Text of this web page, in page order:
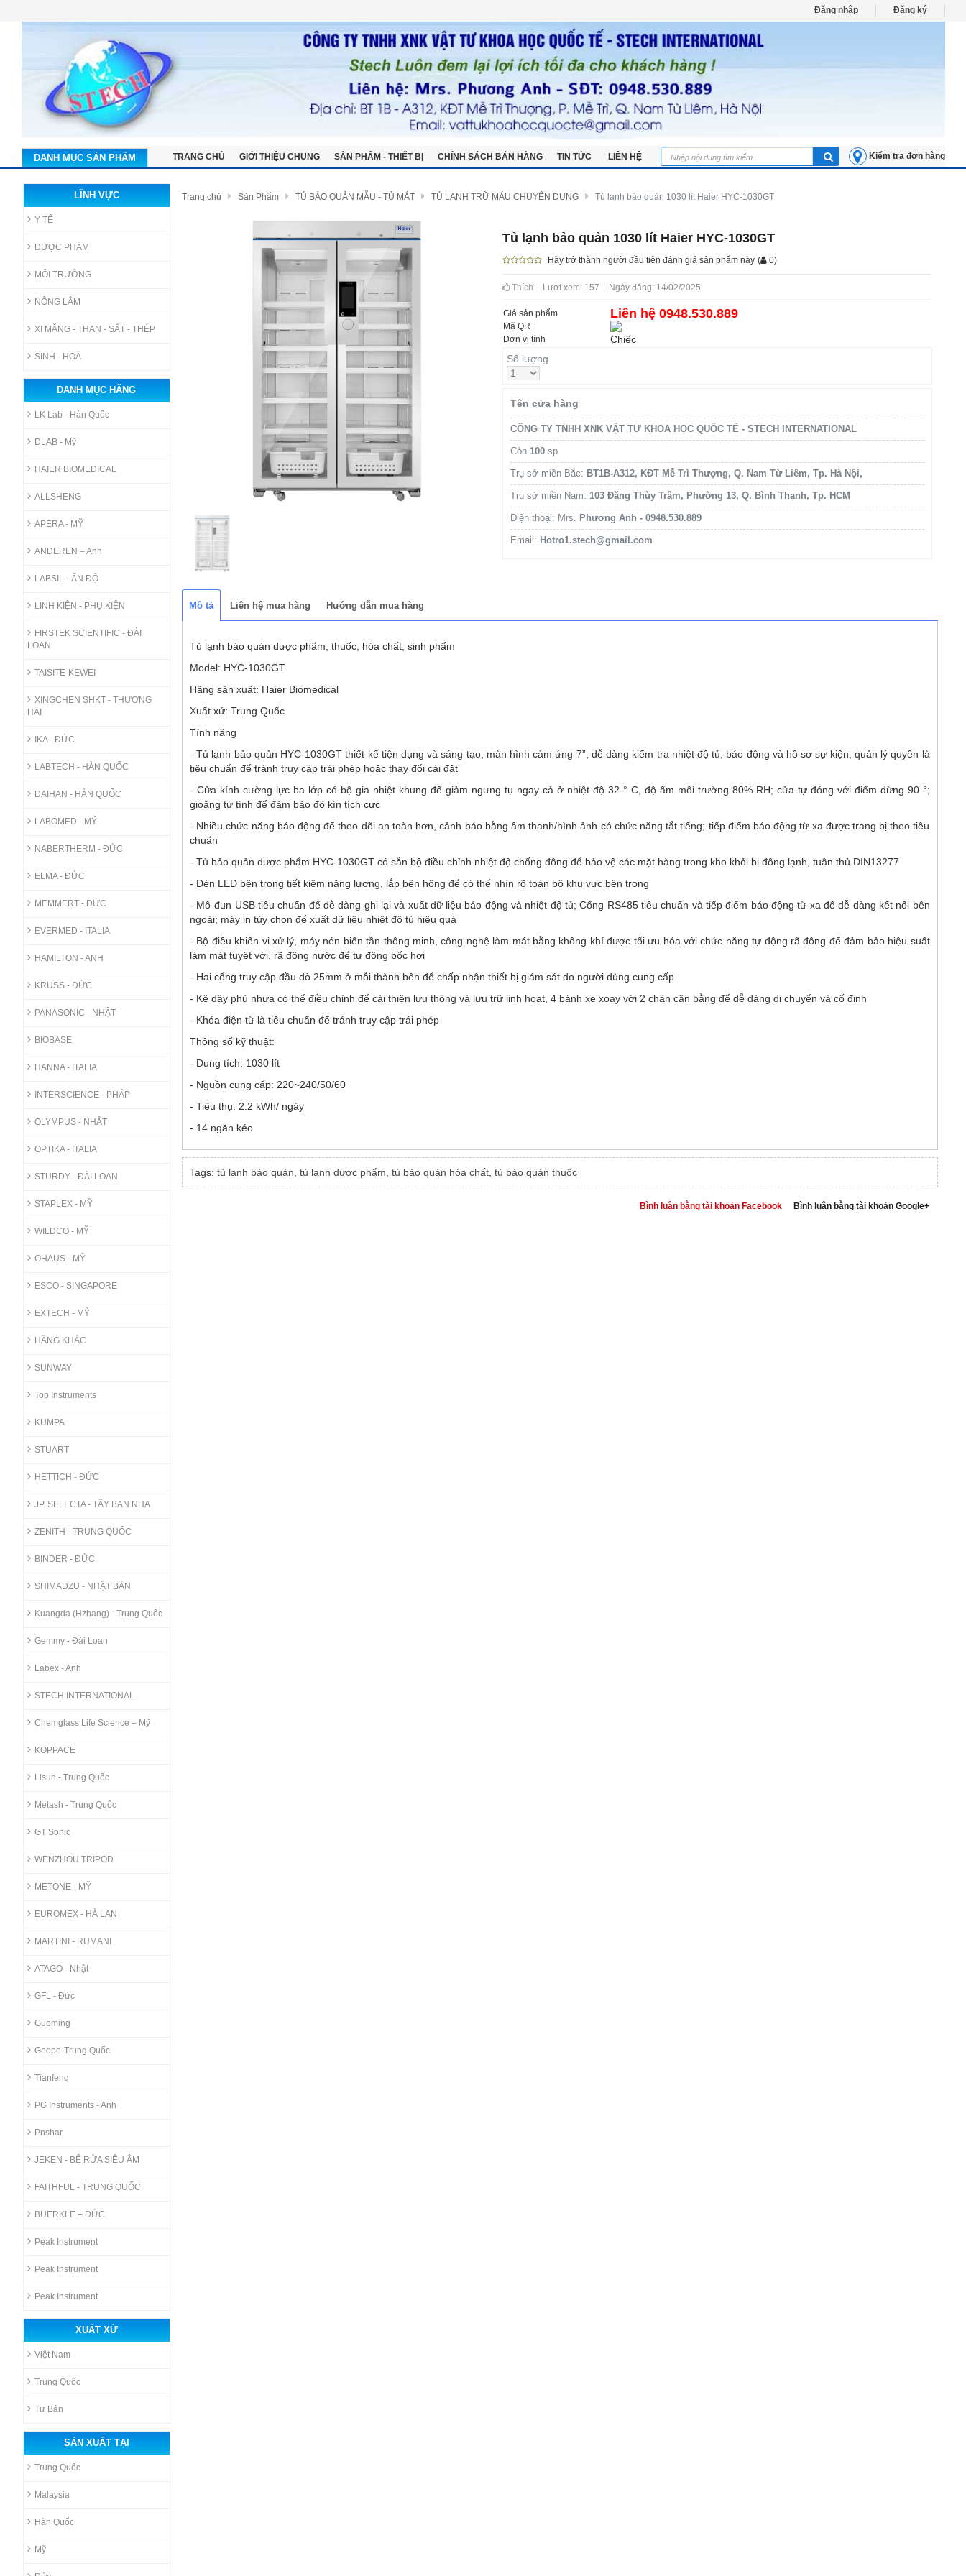
Đăng nhập Đăng ký
DANH MỤC SẢN PHẨM TRANG CHỦ GIỚI THIỆU CHUNG SẢN PHẨM - THIẾT BỊ CHÍNH SÁCH BÁN HÀNG TIN TỨC LIÊN HỆ Kiểm tra đơn hàng
LĨNH VỰC
Y TẾ
DƯỢC PHẨM
MÔI TRƯỜNG
NÔNG LÂM
XI MĂNG - THAN - SẮT - THÉP
SINH - HOÁ
DANH MỤC HÃNG
LK Lab - Hàn Quốc
DLAB - Mỹ
HAIER BIOMEDICAL
ALLSHENG
APERA - MỸ
ANDEREN – Anh
LABSIL - ẤN ĐỘ
LINH KIỆN - PHỤ KIỆN
FIRSTEK SCIENTIFIC - ĐÀI
LOAN
TAISITE-KEWEI
XINGCHEN SHKT - THƯỢNG
HẢI
IKA - ĐỨC
LABTECH - HÀN QUỐC
DAIHAN - HÀN QUỐC
LABOMED - MỸ
NABERTHERM - ĐỨC
ELMA - ĐỨC
MEMMERT - ĐỨC
EVERMED - ITALIA
HAMILTON - ANH
KRUSS - ĐỨC
PANASONIC - NHẬT
BIOBASE
HANNA - ITALIA
INTERSCIENCE - PHÁP
OLYMPUS - NHẬT
OPTIKA - ITALIA
STURDY - ĐÀI LOAN
STAPLEX - MỸ
WILDCO - MỸ
OHAUS - MỸ
ESCO - SINGAPORE
EXTECH - MỸ
HÃNG KHÁC
SUNWAY
Top Instruments
KUMPA
STUART
HETTICH - ĐỨC
JP. SELECTA - TÂY BAN NHA
ZENITH - TRUNG QUỐC
BINDER - ĐỨC
SHIMADZU - NHẬT BẢN
Kuangda (Hzhang) - Trung Quốc
Gemmy - Đài Loan
Labex - Anh
STECH INTERNATIONAL
Chemglass Life Science – Mỹ
KOPPACE
Lisun - Trung Quốc
Metash - Trung Quốc
GT Sonic
WENZHOU TRIPOD
METONE - MỸ
EUROMEX - HÀ LAN
MARTINI - RUMANI
ATAGO - Nhật
GFL - Đức
Guoming
Geope-Trung Quốc
Tianfeng
PG Instruments - Anh
Pnshar
JEKEN - BỂ RỬA SIÊU ÂM
FAITHFUL - TRUNG QUỐC
BUERKLE – ĐỨC
Peak Instrument
Peak Instrument
Peak Instrument
XUẤT XỨ
Việt Nam
Trung Quốc
Tư Bản
SẢN XUẤT TẠI
Trung Quốc
Malaysia
Hàn Quốc
Mỹ
Trang chủ Sản Phẩm TỦ BẢO QUẢN MẪU - TỦ MÁT TỦ LẠNH TRỮ MÁU CHUYÊN DỤNG Tủ lạnh bảo quản 1030 lít Haier HYC-1030GT
Tủ lạnh bảo quản 1030 lít Haier HYC-1030GT
Hãy trở thành người đầu tiên đánh giá sản phẩm này ( 0)
Thích Lượt xem: 157 Ngày đăng: 14/02/2025
Giá sản phẩm Liên hệ 0948.530.889
Mã QR
Đơn vị tính
Chiếc
Số lượng
Tên cửa hàng
CÔNG TY TNHH XNK VẬT TƯ KHOA HỌC QUỐC TẾ - STECH INTERNATIONAL
Còn 100 sp
Trụ sở miền Bắc: BT1B-A312, KĐT Mễ Trì Thượng, Q. Nam Từ Liêm, Tp. Hà Nội,
Trụ sở miền Nam: 103 Đặng Thùy Trâm, Phường 13, Q. Bình Thạnh, Tp. HCM
Điện thoại: Mrs. Phương Anh - 0948.530.889
Email: Hotro1.stech@gmail.com
Mô tả Liên hệ mua hàng Hướng dẫn mua hàng
Tủ lạnh bảo quản dược phẩm, thuốc, hóa chất, sinh phẩm
Model: HYC-1030GT
Hãng sản xuất: Haier Biomedical
Xuất xứ: Trung Quốc
Tính năng
- Tủ lạnh bảo quản HYC-1030GT thiết kế tiện dụng và sáng tạo, màn hình cảm ứng 7”, dễ dàng kiểm tra nhiệt độ tủ, báo động và hồ sơ sự kiện; quản lý quyền là
tiêu chuẩn để tránh truy cập trái phép hoặc thay đổi cài đặt
- Cửa kính cường lực ba lớp có bộ gia nhiệt khung để giảm ngưng tụ ngay cả ở nhiệt độ 32 ° C, độ ẩm môi trường 80% RH; cửa tự đóng với điểm dừng 90 °;
gioăng từ tính để đảm bảo độ kín tích cực
- Nhiều chức năng báo động để theo dõi an toàn hơn, cảnh báo bằng âm thanh/hình ảnh có chức năng tắt tiếng; tiếp điểm báo động từ xa được trang bị theo tiêu
chuẩn
- Tủ bảo quản dược phẩm HYC-1030GT có sẵn bộ điều chỉnh nhiệt độ chống đông để bảo vệ các mặt hàng trong kho khỏi bị đông lạnh, tuân thủ DIN13277
- Đèn LED bên trong tiết kiệm năng lượng, lắp bên hông để có thể nhìn rõ toàn bộ khu vực bên trong
- Mô-đun USB tiêu chuẩn để dễ dàng ghi lại và xuất dữ liệu báo động và nhiệt độ tủ; Cổng RS485 tiêu chuẩn và tiếp điểm báo động từ xa để dễ dàng kết nối bên
ngoài; máy in tùy chọn để xuất dữ liệu nhiệt độ tủ hiệu quả
- Bộ điều khiển vi xử lý, máy nén biến tần thông minh, công nghệ làm mát bằng không khí được tối ưu hóa với chức năng tự động rã đông để đảm bảo hiệu suất
làm mát tuyệt vời, rã đông nước để tự động bốc hơi
- Hai cổng truy cập đầu dò 25mm ở mỗi thành bên để chấp nhận thiết bị giám sát do người dùng cung cấp
- Kệ dây phủ nhựa có thể điều chỉnh để cải thiện lưu thông và lưu trữ linh hoạt, 4 bánh xe xoay với 2 chân cân bằng để dễ dàng di chuyển và cố định
- Khóa điện từ là tiêu chuẩn để tránh truy cập trái phép
Thông số kỹ thuật:
- Dung tích: 1030 lít
- Nguồn cung cấp: 220~240/50/60
- Tiêu thụ: 2.2 kWh/ ngày
- 14 ngăn kéo
Tags: tủ lạnh bảo quản, tủ lạnh dược phẩm, tủ bảo quản hóa chất, tủ bảo quản thuốc
Bình luận bằng tài khoản Facebook Bình luận bằng tài khoản Google+